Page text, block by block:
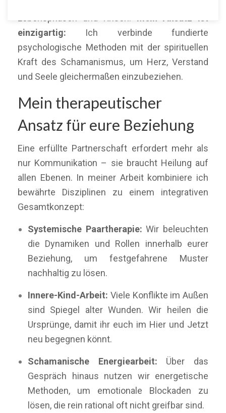
einzigartig: Ich verbinde fundierte
psychologische Methoden mit der spirituellen
Kraft des Schamanismus, um Herz, Verstand
und Seele gleichermaßen einzubeziehen.
Mein therapeutischer
Ansatz für eure Beziehung
Eine erfüllte Partnerschaft erfordert mehr als
nur Kommunikation – sie braucht Heilung auf
allen Ebenen. In meiner Arbeit kombiniere ich
bewährte Disziplinen zu einem integrativen
Gesamtkonzept:
Systemische Paartherapie: Wir beleuchten
die Dynamiken und Rollen innerhalb eurer
Beziehung, um festgefahrene Muster
nachhaltig zu lösen.
Innere-Kind-Arbeit: Viele Konflikte im Außen
sind Spiegel alter Wunden. Wir heilen die
Ursprünge, damit ihr euch im Hier und Jetzt
neu begegnen könnt.
Schamanische Energiearbeit: Über das
Gespräch hinaus nutzen wir energetische
Methoden, um emotionale Blockaden zu
lösen, die rein rational oft nicht greifbar sind.